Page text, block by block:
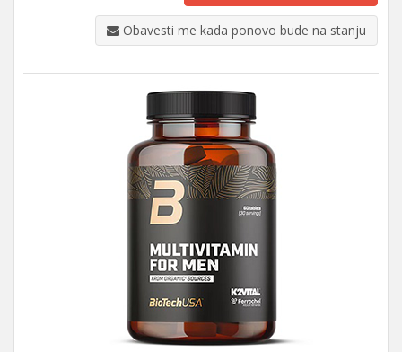
Obavesti me kada ponovo bude na stanju